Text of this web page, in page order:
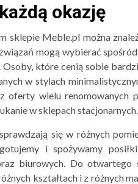
okazję
sklepie Meble.pl można
mogą wybierać
Osoby, które cenią sobie
w stylach
oferty wielu renomowanych
w sklepach stacjonarnych.
się w różnych
i spożywamy
biurowych. Do otwartego
kształtach i z różnych